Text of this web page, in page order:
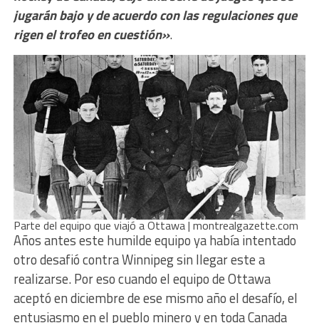
jugarán bajo y de acuerdo con las regulaciones que
rigen el trofeo en cuestión».
Parte del equipo que viajó a Ottawa | montrealgazette.com
Años antes este humilde equipo ya había intentado
otro desafió contra Winnipeg sin llegar este a
realizarse. Por eso cuando el equipo de Ottawa
aceptó en diciembre de ese mismo año el desafío, el
entusiasmo en el pueblo minero y en toda Canada